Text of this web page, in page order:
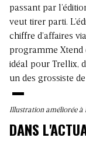
passant par
veut tirer parti.
chiffre d’affaires
programme Xtend
idéal pour Trellix,
un des grossiste
Illustration améliorée à
DANS